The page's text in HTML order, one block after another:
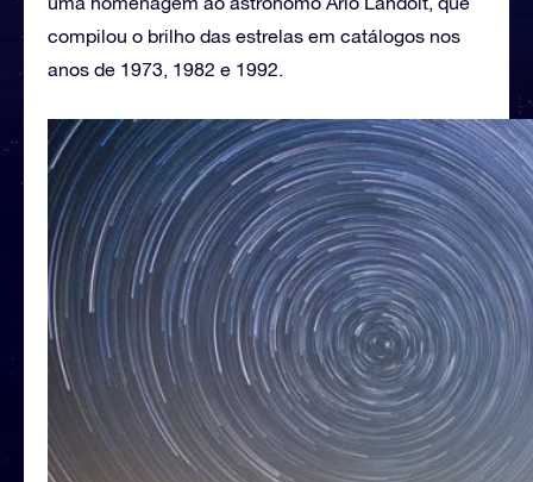
compilou o brilho das estrelas em catálogos nos
anos de 1973, 1982 e 1992.